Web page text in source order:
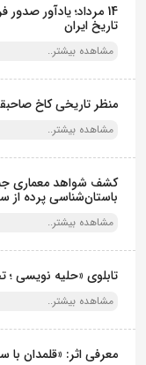
14 مرداد؛ یادآور
تاریخ ایران
مشاهده بیشتر..
منظر تاریخی کاخ
مشاهده بیشتر..
کشف شواهد معماری
باستان‌شناسی پرده از
مشاهده بیشتر..
تابلوی «حلیه نویسی ؛
مشاهده بیشتر..
معرفی اثر: «قلمدان با